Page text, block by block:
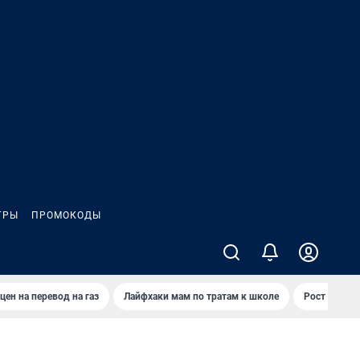
ПРОМОКОДЫ
на перевод на газ Лайфхаки мам по тратам к школе Рост цен на